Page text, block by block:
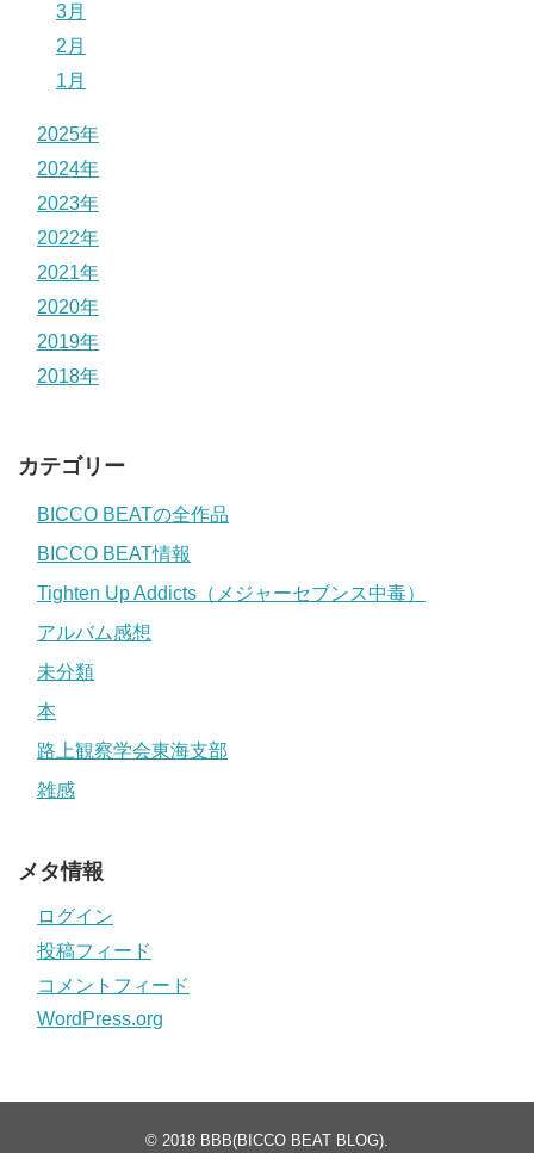
3月
2月
1月
2025年
2024年
2023年
2022年
2021年
2020年
2019年
2018年
カテゴリー
BICCO BEATの全作品
BICCO BEAT情報
Tighten Up Addicts（メジャーセブンス中毒）
アルバム感想
未分類
本
路上観察学会東海支部
雑感
メタ情報
ログイン
投稿フィード
コメントフィード
WordPress.org
© 2018 BBB(BICCO BEAT BLOG).